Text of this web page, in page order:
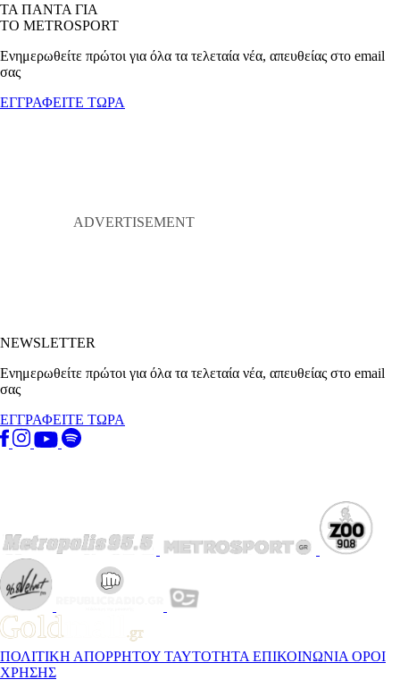
ΤΑ ΠΑΝΤΑ ΓΙΑ
ΤΟ METROSPORT
Ενημερωθείτε πρώτοι για όλα τα τελεταία νέα, απευθείας στο email
σας
ΕΓΓΡΑΦΕΙΤΕ ΤΩΡΑ
NEWSLETTER
Ενημερωθείτε πρώτοι για όλα τα τελεταία νέα, απευθείας στο email
σας
ΕΓΓΡΑΦΕΙΤΕ ΤΩΡΑ
ΠΟΛΙΤΙΚΗ ΑΠΟΡΡΗΤΟΥ ΤΑΥΤΟΤΗΤΑ ΕΠΙΚΟΙΝΩΝΙΑ ΟΡΟΙ
ΧΡΗΣΗΣ